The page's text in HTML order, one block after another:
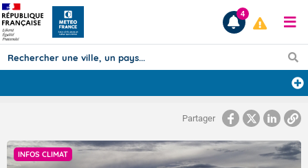
Prévisions
TOUS LES RÉSULTATS
4
Partager
INFOS CLIMAT